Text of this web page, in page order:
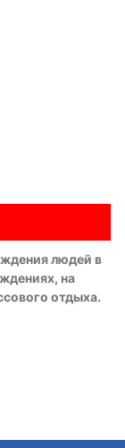
людей в
на
отдыха.